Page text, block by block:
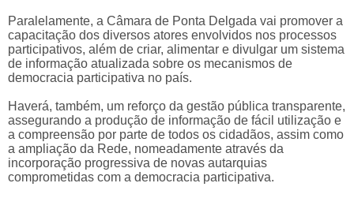
Paralelamente, a Câmara de Ponta Delgada vai promover a
capacitação dos diversos atores envolvidos nos processos
participativos, além de criar, alimentar e divulgar um sistema
de informação atualizada sobre os mecanismos de
democracia participativa no país.
Haverá, também, um reforço da gestão pública transparente,
assegurando a produção de informação de fácil utilização e
a compreensão por parte de todos os cidadãos, assim como
a ampliação da Rede, nomeadamente através da
incorporação progressiva de novas autarquias
comprometidas com a democracia participativa.